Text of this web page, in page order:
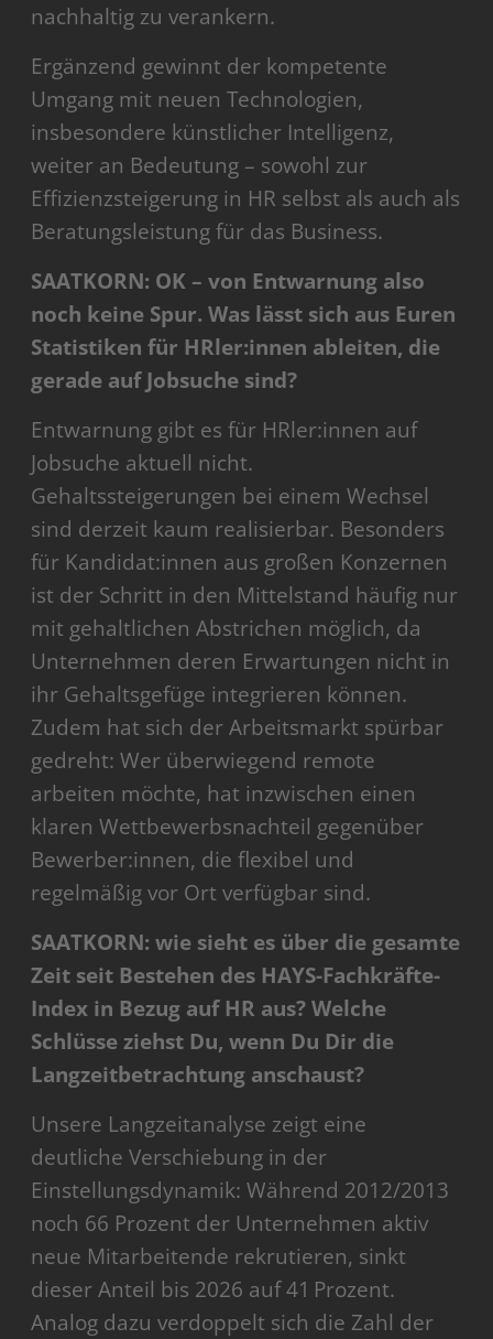
nachhaltig zu verankern.
Ergänzend gewinnt der kompetente
Umgang mit neuen Technologien,
insbesondere künstlicher Intelligenz,
weiter an Bedeutung – sowohl zur
Effizienzsteigerung in HR selbst als auch als
Beratungsleistung für das Business.
SAATKORN: OK – von Entwarnung also
noch keine Spur. Was lässt sich aus Euren
Statistiken für HRler:innen ableiten, die
gerade auf Jobsuche sind?
Entwarnung gibt es für HRler:innen auf
Jobsuche aktuell nicht.
Gehaltssteigerungen bei einem Wechsel
sind derzeit kaum realisierbar. Besonders
für Kandidat:innen aus großen Konzernen
ist der Schritt in den Mittelstand häufig nur
mit gehaltlichen Abstrichen möglich, da
Unternehmen deren Erwartungen nicht in
ihr Gehaltsgefüge integrieren können.
Zudem hat sich der Arbeitsmarkt spürbar
gedreht: Wer überwiegend remote
arbeiten möchte, hat inzwischen einen
klaren Wettbewerbsnachteil gegenüber
Bewerber:innen, die flexibel und
regelmäßig vor Ort verfügbar sind.
SAATKORN: wie sieht es über die gesamte
Zeit seit Bestehen des HAYS-Fachkräfte-
Index in Bezug auf HR aus? Welche
Schlüsse ziehst Du, wenn Du Dir die
Langzeitbetrachtung anschaust?
Unsere Langzeitanalyse zeigt eine
deutliche Verschiebung in der
Einstellungsdynamik: Während 2012/2013
noch 66 Prozent der Unternehmen aktiv
neue Mitarbeitende rekrutieren, sinkt
dieser Anteil bis 2026 auf 41 Prozent.
Analog dazu verdoppelt sich die Zahl der